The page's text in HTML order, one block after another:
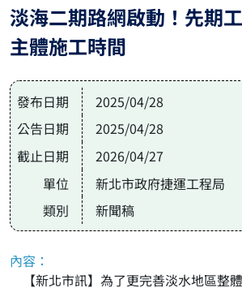
淡海二期路網啟動！先期
主體施工時間
發布日期
2025/04/28
公告日期
2025/04/28
截止日期
2026/04/27
單位
新北市政府捷運工程局
類別
新聞稿
內容：
【新北市訊】為了更完善淡水地區整